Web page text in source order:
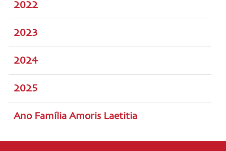
2022
2023
2024
2025
Ano Família Amoris Laetitia